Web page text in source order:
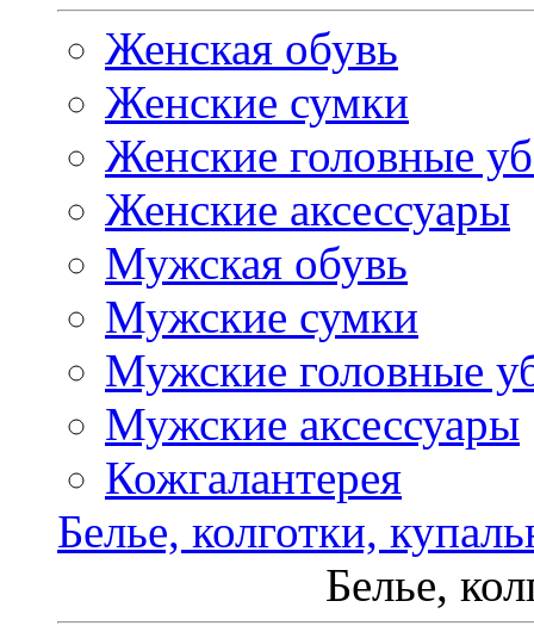
Женская обувь
Женские сумки
Женские головные
Женские аксессуары
Мужская обувь
Мужские сумки
Мужские головные
Мужские аксессуары
Кожгалантерея
Белье, колготки,
Белье,